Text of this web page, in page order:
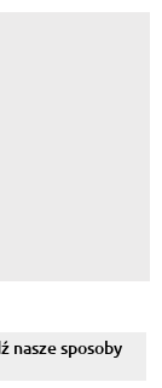
nasze sposoby